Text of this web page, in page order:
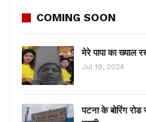
COMING SOON
मेरे पापा का ख्याल
Jul 19, 2024
पटना के बोरिंग